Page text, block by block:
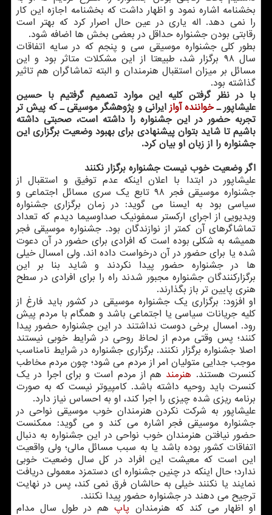
بخشنامه اشاره نمود و اظهار داشت که بخشنامه اجازه این کار
را نمی دهد. اله یاری در عین حال اصرار کرد که بهتر است
رقابتی بودن جشنواره حداقل در بعضی بخش ها اضافه شود.
بطور کلی جشنواره موسیقی سی و پنجم که در سایه اتفاقات
سال ۹۸ برگزار شد، طبیعتا از این مشکلات متاثر بود و این
مسائل بر میزان استقبال هنرمندان و البته تماشاگران هم تاثیر
گذاشته بود.
با در نظر گرفتن کلیه این موارد تصمیم گرفتیم با حسین
علیشاپور ـخواننده آوازایرانی و پژوهشگر موسیقی ـ که پیش تر
تجربه حضور در این جشنواره را داشته است، صحبتی داشته
باشیم تا شاید بتوان پیشنهادی برای بهبود وضعیت برگزاری این
جشنواره را از زبان او بیان کرد.
اگر وضعیت خوب نیست جشنواره برگزار نکنند
علیشاپور در ابتدا با اعلان اینکه عدم توفیق و استقبال از
جشنواره موسیقی فجر ۹۸ تابع یک سری مسائل اجتماعی و
سیاسی بود به ایسنا می گوید: در زمان برگزاری جشنواره
ویدیویی از اجرای ارکستر سمفونیک صداوسیما دیدم که تعداد
تماشاگرهای آن کمتر از نوازندگان بود. جشنواره موسیقی فجر
همیشه به شکلی بوده است که افرادی برای حضور در آن دعوت
شده یا برای حضور در آن درخواست داده اند. ولی امسال خیلی
ها در جشنواره حضور پیدا نکردند و شاید بنا بر این
برگزارکنندگان جشنواره مجبور شدند راه را برای افرادی در سطح
هنری پایین تر باز بگذارند.
او افزود: برگزاری یک جشنواره موسیقی در کشور باید فارغ از
کلیه جریانات سیاسی یا اجتماعی باشد و همگام با مردم پیش
رود. امسال برخی دوست نداشتند در این جشنواره حضور پیدا
کنند؛ پس وقتی مردم از لحاظ روحی در شرایط خوبی نیستند
اصلا جشنواره برگزار نکنند. برگزاری جشنواره در شرایط نامناسب
موجب جدایی متولیان امر از مردم می شود؛ چون مردم مخاطب
کنسرت هستند. هنرمند هم از مردم است و برای اجرا در یک
کنسرت باید روحیه داشته باشد. کامپیوتر نیست که به صورت
برنامه ریزی شده چیزی را اجرا کند، او به احساس نیاز دارد.
علیشاپور به شرکت نکردن هنرمندان خوب موسیقی نواحی در
جشنواره موسیقی فجر اشاره می کند و می گوید: ممکنست
حضور نیافتن هنرمندان خوب نواحی در این جشنواره به دنبال
اتفاقات کشور بوده باشد یا به سبب مسائل مالی؛ ولی واقعیت
این است که معیشت این افراد در کل سال وضعیت خوبی
ندارد؛ حال اینکه در چنین جشنواره ای دستمزد معمولی دریافت
نمایند یا نکنند خیلی به حالشان فرق نمی کند، پس در نهایت
ترجیح می دهند در جشنواره حضور پیدا نکنند.
او اظهار می کند که هنرمندان پاپهم در طول سال مدام